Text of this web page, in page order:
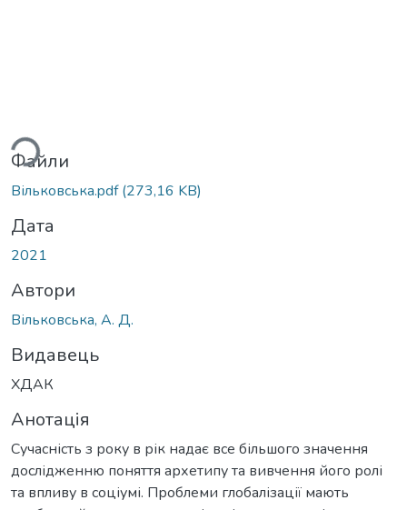
Файли
Вільковська.pdf(273,16 KB)
Дата
2021
Автори
Вільковська, А. Д.
Видавець
ХДАК
Анотація
Сучасність з року в рік надає все більшого значення
дослідженню поняття архетипу та вивчення його ролі
та впливу в соціумі. Проблеми глобалізації мають